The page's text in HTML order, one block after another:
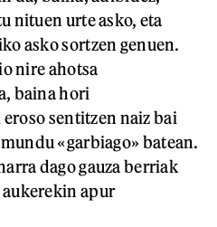
nituen urte asko, eta
asko sortzen genuen.
nire ahotsa
baina hori
sentitzen naiz bai
«garbiago» batean.
dago gauza berriak
apur